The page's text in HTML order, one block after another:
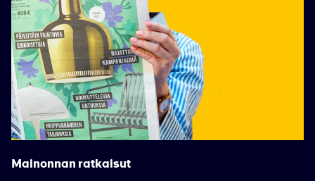
Mainonnan ratkaisut